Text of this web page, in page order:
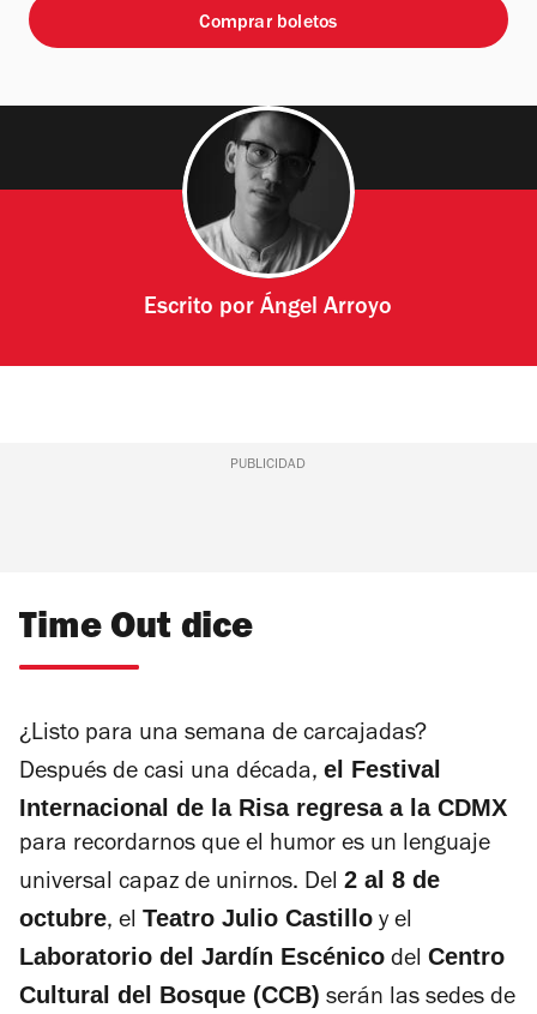
Comprar boletos
Escrito porÁngel Arroyo
PUBLICIDAD
Time Out dice
¿Listo para una semana de carcajadas?
Después de casi una década, el Festival
Internacional de la Risa regresa a la CDMX
para recordarnos que el humor es un lenguaje
universal capaz de unirnos. Del 2 al 8 de
octubre, el Teatro Julio Castillo y el
Laboratorio del Jardín Escénico del Centro
Cultural del Bosque (CCB) serán las sedes de